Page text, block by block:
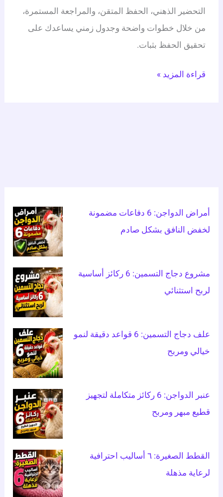
التحضير الذهني، الحفظ المتقن، والمراجعة المستمرة،
من خلال خطوات واضحة وجدول زمني يساعدك على
تحقيق الحفظ بثبات.
قراءة المزيد »
أمراض الدواجن: 6 دفاعات مضمونة
لخفض النافق بشكل صادم
مشروع دجاج التسمين: 6 ركائز أساسية
لربح استثنائي
علف دجاج التسمين: 6 قواعد دقيقة لنمو
خيالي ومربح
عنبر الدواجن: 6 ركائز متكاملة لتجهيز
قطيع مبهر ومربح
القطط الصغيرة: ٦ أساليب احترافية
لرعاية مذهلة